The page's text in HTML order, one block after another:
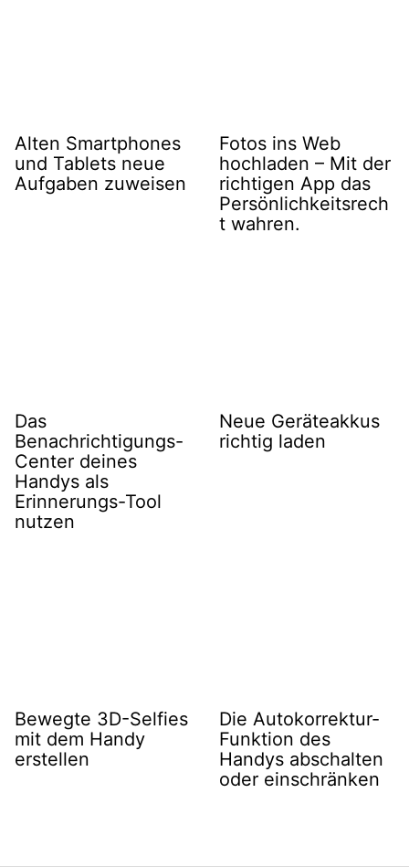
Alten Smartphones
und Tablets neue
Aufgaben zuweisen
Fotos ins Web
hochladen – Mit der
richtigen App das
Persönlichkeitsrech
t wahren.
Das
Benachrichtigungs-
Center deines
Handys als
Erinnerungs-Tool
nutzen
Neue Geräteakkus
richtig laden
Bewegte 3D-Selfies
mit dem Handy
erstellen
Die Autokorrektur-
Funktion des
Handys abschalten
oder einschränken